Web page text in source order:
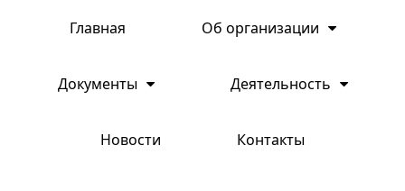
Главная Об организации
Документы Деятельность
Новости Контакты